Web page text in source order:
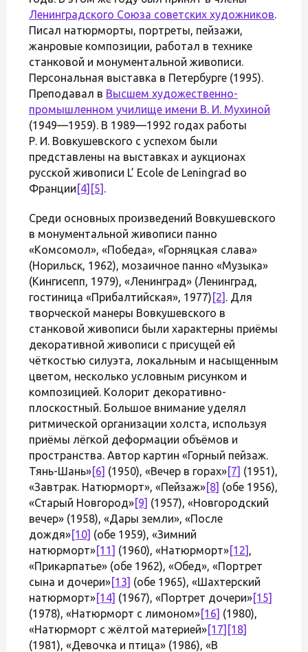
Ленинградского Союза советских художников.
Писал натюрморты, портреты, пейзажи,
жанровые композиции, работал в технике
станковой и монументальной живописи.
Персональная выставка в Петербурге (1995).
Преподавал в Высшем художественно-
промышленном училище имени В. И. Мухиной
(1949—1959). В 1989—1992 годах работы
Р. И. Вовкушевского с успехом были
представлены на выставках и аукционах
русской живописи L’ Ecole de Leningrad во
Франции [4] [5] .
Среди основных произведений Вовкушевского
в монументальной живописи панно
«Комсомол», «Победа», «Горняцкая слава»
(Норильск, 1962), мозаичное панно «Музыка»
(Кингисепп, 1979), «Ленинград» (Ленинград,
гостиница «Прибалтийская», 1977) [2] . Для
творческой манеры Вовкушевского в
станковой живописи были характерны приёмы
декоративной живописи с присущей ей
чёткостью силуэта, локальным и насыщенным
цветом, несколько условным рисунком и
композицией. Колорит декоративно-
плоскостный. Большое внимание уделял
ритмической организации холста, используя
приёмы лёгкой деформации объёмов и
пространства. Автор картин «Горный пейзаж.
Тянь-Шань»[6] (1950), «Вечер в горах»[7] (1951),
«Завтрак. Натюрморт», «Пейзаж»[8] (обе 1956),
«Старый Новгород»[9] (1957), «Новгородский
вечер» (1958), «Дары земли», «После
дождя»[10] (обе 1959), «Зимний
натюрморт»[11] (1960), «Натюрморт»[12] ,
«Прикарпатье» (обе 1962), «Обед», «Портрет
сына и дочери»[13] (обе 1965), «Шахтерский
натюрморт»[14] (1967), «Портрет дочери»[15]
(1978), «Натюрморт с лимоном»[16] (1980),
«Натюрморт с жёлтой материей»[17] [18]
(1981), «Девочка и птица» (1986), «В